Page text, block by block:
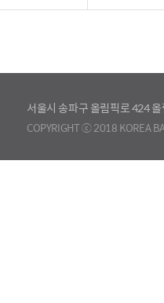
서울시 송파구 올림픽로 424
COPYRIGHT ⓒ 2018 KOREA